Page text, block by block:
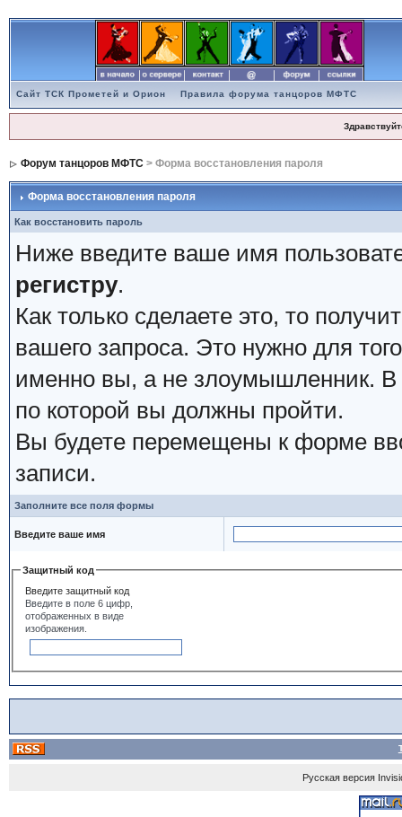
Сайт ТСК Прометей и Орион Правила форума танцоров МФТС
Форум танцоров МФТС> Форма восстановления пароля
Форма восстановления пароля
Как восстановить пароль
Ниже введите ваше имя
регистру.
Как только сделаете это, то
вашего запроса. Это нужно для
именно вы, а не злоумышленник. В
по которой вы должны пройти.
Вы будете перемещены к форме
записи.
Заполните все поля формы
Введите ваше имя
Защитный код
Введите защитный код
Введите в поле 6 цифр,
отображенных в виде
изображения.
Русская версия